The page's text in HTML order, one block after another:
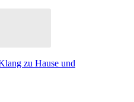
zu Hause und